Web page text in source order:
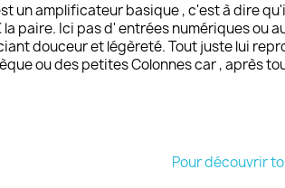
un amplificateur basique , c'est à dire
paire. Ici pas d' entrées numériques ou
douceur et légèreté. Tout juste lui
ou des petitesColonnescar , après
Pour découvrir